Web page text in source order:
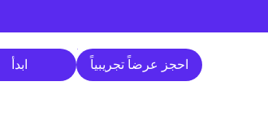
ابدأ احجز عرضاً تجريبياً
احجز عرضاً تجريبياً